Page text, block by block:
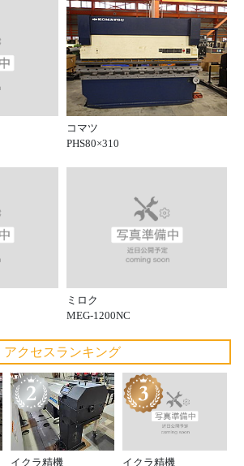
コマツ
PHS80×310
ミロク
MEG-1200NC
アクセスランキング
イクラ精機 イクラ精機